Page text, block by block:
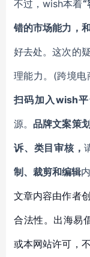
不过，wish本着
错的市场能力，
好去处。这次的
理能力。(跨境
扫码加入wish
源。品牌文案策
诉、类目审核，
制、裁剪和编辑
文章内容由作者
合法性。出海易
或本网站许可，